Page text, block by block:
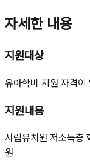
자세한 내용
지원대상
유아학비 지원 자격
지원내용
사립유치원 저소득층
원